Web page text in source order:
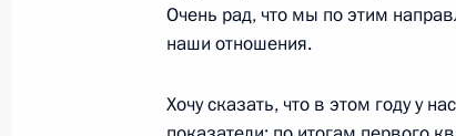
27 июля 2019 года, 18:50
28 июля Президент примет
Очень рад, что мы по этим
наши отношения.
Хочу сказать, что в этом году у